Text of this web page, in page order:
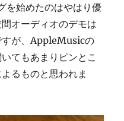
を始めたのはやはり優
オーディオのデモは
すが、AppleMusicの
てもあまりピンとこ
るものと思われま